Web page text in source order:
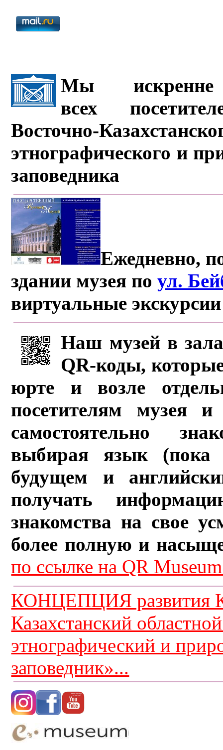
Мы искренне
всех
Восточно-
этнографического и
заповедника
Ежедневно,
здании музея поул.
виртуальные
Наш музей в
QR-коды,
юрте и возле
посетителям музея и
самостоятельно
выбирая язык (пока
будущем и
получать
знакомства на свое
более полную и
по ссылке на QR
КОНЦЕПЦИЯ развития
Казахстанский
этнографический и
заповедник»...